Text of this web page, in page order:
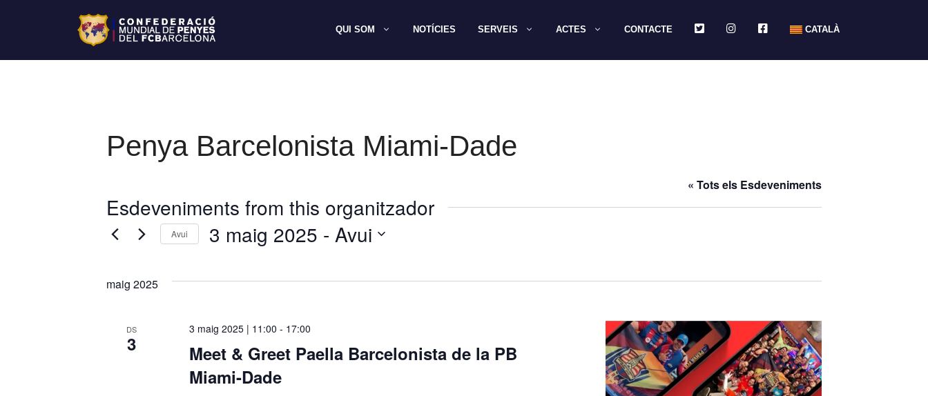
QUI SOM NOTÍCIES SERVEIS ACTES CONTACTE TWITTERINSTAGRAMFACEBOOKCATALÀ
Penya Barcelonista Miami-Dade
« Tots els Esdeveniments
Esdeveniments from this organitzador
Avui 3 maig 2025 - Avui
c
i
o
maig 2025
DS
3
Meet & Greet Paella Barcelonista de la PB
Miami-Dade
3 maig 2025 | 11:00 - 17:00